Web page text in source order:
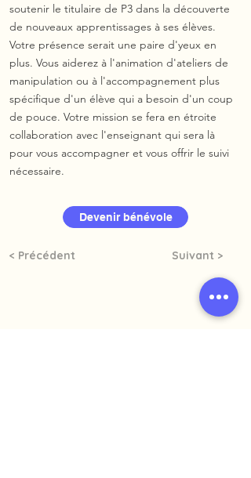
soutenir le titulaire de P3 dans la découverte
de nouveaux apprentissages à ses élèves.
Votre présence serait une paire d'yeux en
plus. Vous aiderez à l'animation d'ateliers de
manipulation ou à l'accompagnement plus
spécifique d'un élève qui a besoin d'un coup
de pouce. Votre mission se fera en étroite
collaboration avec l'enseignant qui sera là
pour vous accompagner et vous offrir le suivi
nécessaire.
Devenir bénévole
Suivant >
< Précédent